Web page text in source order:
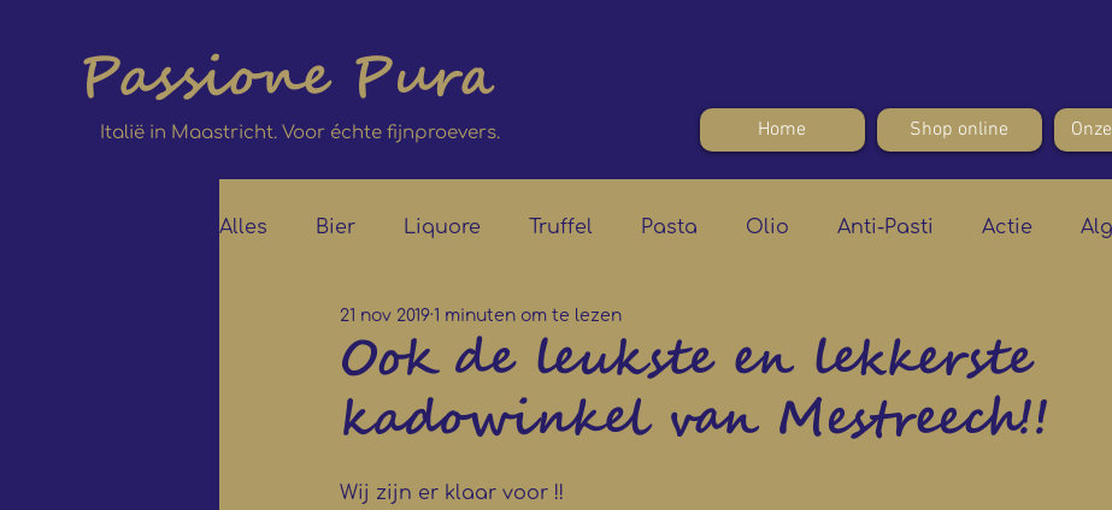
Passione Pura
Home Shop online
Italië in Maastricht. Voor échte fijnproevers.
Alles Bier Liquore Truffel Pasta Olio Anti-Pasti Actie
Ook de leukste en lekkerste
kadowinkel van Mestreech!!
21 nov 2019 1 minuten om te lezen
Wij zijn er klaar voor !!